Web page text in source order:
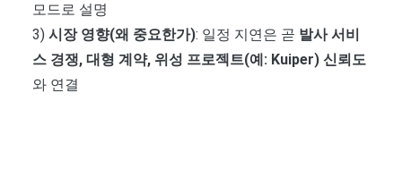
모드로 설명
3) 시장 영향(왜 중요한가): 일정 지연은 곧 발사 서비
스 경쟁, 대형 계약, 위성 프로젝트(예: Kuiper) 신뢰도
와 연결